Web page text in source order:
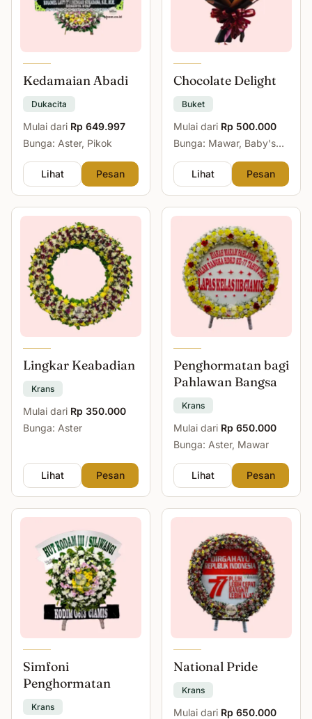
Kedamaian Abadi
Dukacita
Mulai dari Rp 649.997
Bunga: Aster, Pikok
Lihat Pesan
Chocolate Delight
Buket
Mulai dari Rp 500.000
Bunga: Mawar, Baby's
Lihat
Pesan
Lingkar Keabadian
Krans
Mulai dari Rp 350.000
Bunga: Aster
Lihat Pesan
Penghormatan bagi
Pahlawan Bangsa
Krans
Mulai dari Rp 650.000
Bunga: Aster, Mawar
Lihat Pesan
Simfoni
Penghormatan
Krans
National Pride
Krans
Mulai dari Rp 650.000